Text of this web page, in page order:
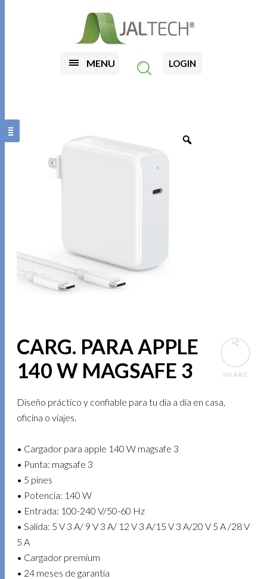
MENU LOGIN
SHARE
CARG. PARA APPLE
140 W MAGSAFE 3
Diseño práctico y confiable para tu día a día en casa,
oficina o viajes.
• Cargador para apple 140 W magsafe 3
• Punta: magsafe 3
• 5 pines
• Potencia: 140 W
• Entrada: 100-240 V/50-60 Hz
• Salida: 5 V 3 A/ 9 V 3 A/ 12 V 3 A/15 V 3 A/20 V 5 A /28 V
5 A
• Cargador premium
• 24 meses de garantía